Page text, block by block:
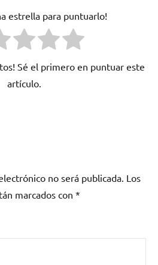
estrella para puntuarlo!
Sé el primero en puntuar este
artículo.
no será publicada. Los
marcados con *